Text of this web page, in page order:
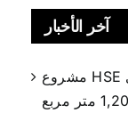
آخر الأخبار
مشروع HSE لمعدات اللياقة البدنية في إسبانيا: نادي